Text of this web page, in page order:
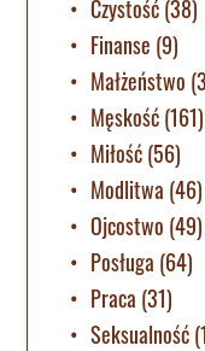
Czystość(38)
Finanse (9)
Małżeństwo
Męskość(161)
Miłość(56)
Modlitwa (46)
Ojcostwo (49)
Posługa (64)
Praca (31)
Seksualność